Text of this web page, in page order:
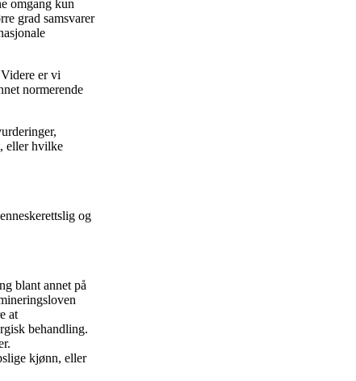
omgang kun
grad samsvarer
er vi
normerende
eller hvilke
og
blant annet på
at
behandling.
kjønn, eller